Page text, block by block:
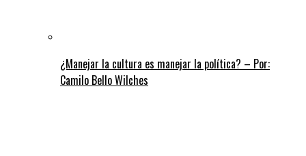
¿Manejar la cultura es manejar la política? – Por:
Camilo Bello Wilches